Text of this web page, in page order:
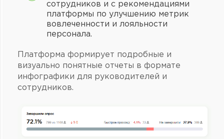
сотрудников и с рекомендациями
платформы по улучшению метрик
вовлеченности и лояльности
персонала.
Платформа формирует подробные и
визуально понятные отчеты в формате
инфографики для руководителей и
сотрудников.